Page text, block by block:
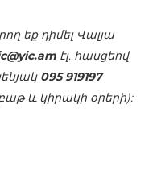
եք դիմել Վալյա
էլ. հասցեով
095 919197
և կիրակի օրերի):